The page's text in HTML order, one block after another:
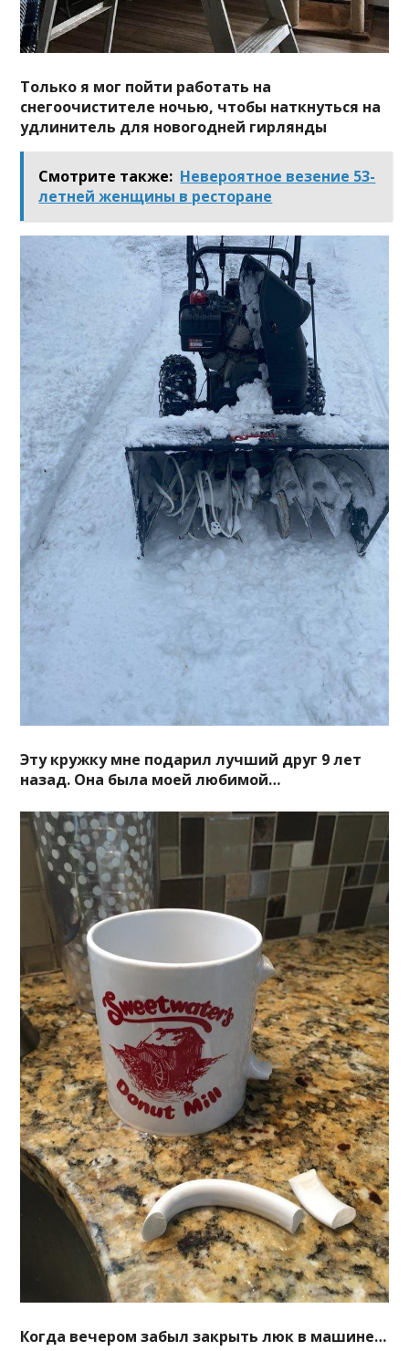
Только я мог пойти работать на
снегоочистителе ночью, чтобы наткнуться на
удлинитель для новогодней гирлянды
Смотрите также: Невероятное везение 53-
летней женщины в ресторане
Эту кружку мне подарил лучший друг 9 лет
назад. Она была моей любимой…
Когда вечером забыл закрыть люк в машине…